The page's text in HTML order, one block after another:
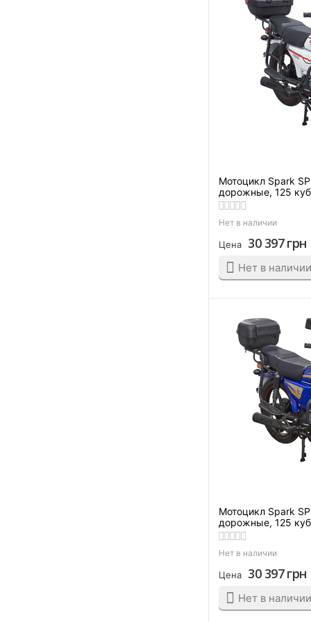
Мотоцикл Spark
дорожные, 125
Нет в наличии
Цена 30 397грн
Нет в наличии
Мотоцикл Spark
дорожные, 125
Нет в наличии
Цена 30 397грн
Нет в наличии